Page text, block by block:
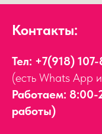
Контакты:
Тел: +7(918)
(есть Whats App
Работаем:
работы)